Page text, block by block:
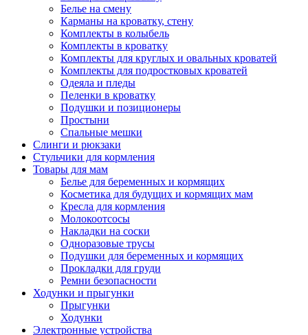
Белье на смену
Карманы на кроватку, стену
Комплекты в колыбель
Комплекты в кроватку
Комплекты для круглых и овальных кроватей
Комплекты для подростковых кроватей
Одеяла и пледы
Пеленки в кроватку
Подушки и позиционеры
Простыни
Спальные мешки
Слинги и рюкзаки
Стульчики для кормления
Товары для мам
Белье для беременных и кормящих
Косметика для будущих и кормящих мам
Кресла для кормления
Молокоотсосы
Накладки на соски
Одноразовые трусы
Подушки для беременных и кормящих
Прокладки для груди
Ремни безопасности
Ходунки и прыгунки
Прыгунки
Ходунки
Электронные устройства